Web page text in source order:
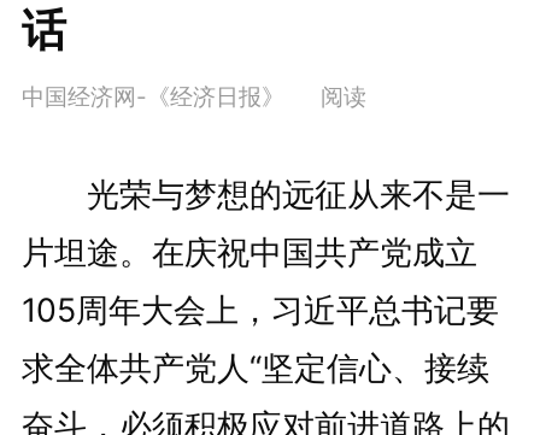
话
中国经济网-《经济日报》 阅读
光荣与梦想的远征从来不是一
片坦途。在庆祝中国共产党成立
105周年大会上，习近平总书记要
求全体共产党人“坚定信心、接续
奋斗，必须积极应对前进道路上的